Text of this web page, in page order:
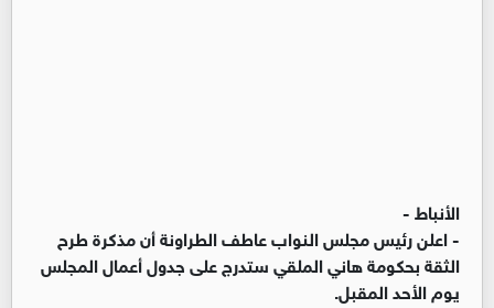
الأنباط -
- اعلن رئيس مجلس النواب عاطف الطراونة أن مذكرة طرح
الثقة بحكومة هاني الملقي ستدرج على جدول أعمال المجلس
يوم الأحد المقبل.